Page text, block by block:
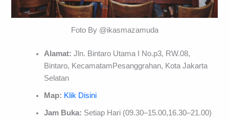
Foto By @ikasmazamuda
Alamat: Jln. Bintaro Utama I No.p3, RW.08,
Bintaro, KecamatamPesanggrahan, Kota Jakarta
Selatan
Map: Klik Disini
Jam Buka: Setiap Hari (09.30–15.00,16.30–21.00)